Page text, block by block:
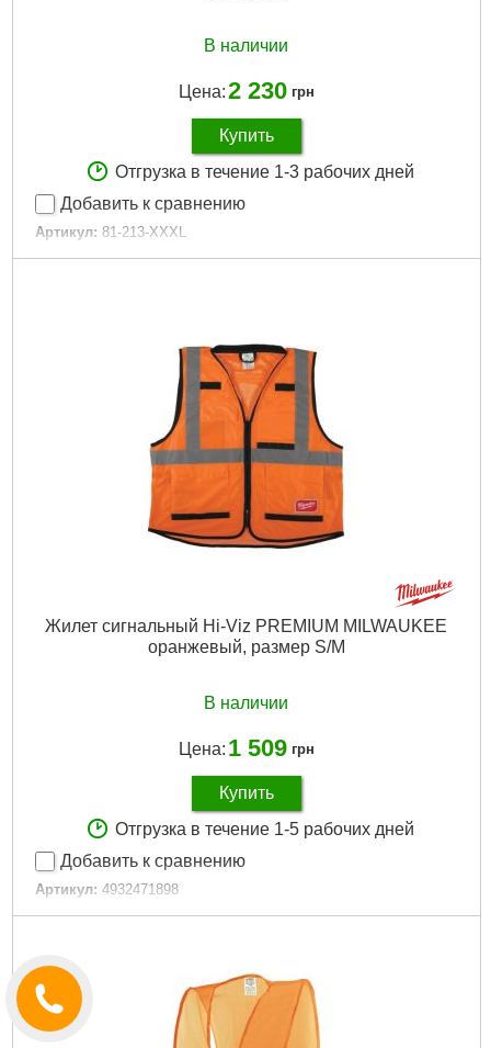
В наличии
Цена:2 230 грн
Купить
Отгрузка в течение 1-3 рабочих дней
Добавить к сравнению
Артикул: 81-213-XXXL
Код товара: 25.63.37
Длина рукава по внешнему краю: 73 см
Ширина грудная клетка: 65 см
Подробнее...
Жилет сигнальный Hi-Viz PREMIUM MILWAUKEE
оранжевый, размер S/M
В наличии
Цена: 1 509 грн
Купить
Отгрузка в течение 1-5 рабочих дней
Добавить к сравнению
Артикул: 4932471898
Код товара: 26.98.48